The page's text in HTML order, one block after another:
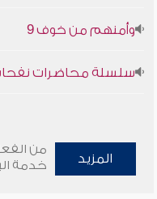
وأمنهم من خوف 9
سلسلة محاضرات نفحات
المزيد
من
خدمة